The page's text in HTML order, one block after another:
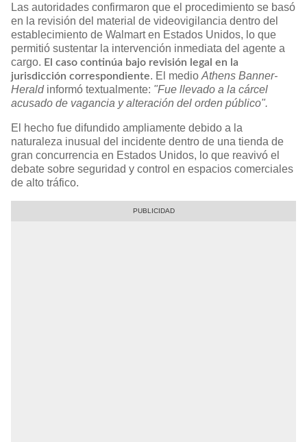
Las autoridades confirmaron que el procedimiento se basó
en la revisión del material de videovigilancia dentro del
establecimiento de Walmart en Estados Unidos, lo que
permitió sustentar la intervención inmediata del agente a
cargo. El caso continúa bajo revisión legal en la
jurisdicción correspondiente. El medioAthens Banner-
Heraldinformó textualmente: "Fue llevado a la cárcel
acusado de vagancia y alteración del orden público".
El hecho fue difundido ampliamente debido a la
naturaleza inusual del incidente dentro de una tienda de
gran concurrencia en Estados Unidos, lo que reavivó el
debate sobre seguridad y control en espacios comerciales
de alto tráfico.